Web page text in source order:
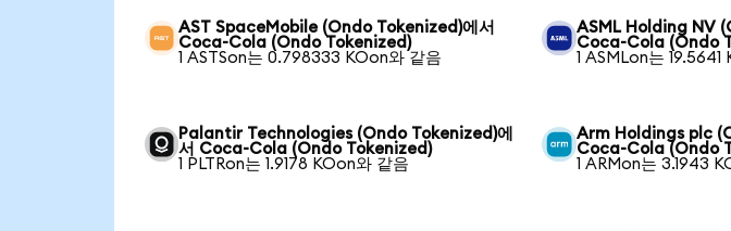
AST SpaceMobile (Ondo Tokenized)에서
Coca-Cola (Ondo Tokenized)
1 ASTSon는 0.798333 KOon와 같음
ASML Holding NV
Coca-Cola (Ondo
1 ASMLon는 19.5641
Palantir Technologies (Ondo Tokenized)에
서 Coca-Cola (Ondo Tokenized)
1 PLTRon는 1.9178 KOon와 같음
Arm Holdings plc
Coca-Cola (Ondo
1 ARMon는 3.1943